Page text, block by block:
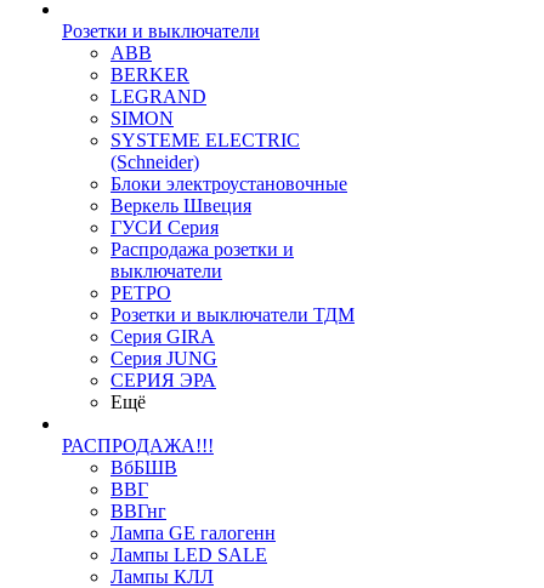
Розетки и выключатели
ABB
BERKER
LEGRAND
SIMON
SYSTEME ELECTRIC
(Schneider)
Блоки электроустановочные
Веркель Швеция
ГУСИ Серия
Распродажа розетки и
выключатели
РЕТРО
Розетки и выключатели ТДМ
Серия GIRA
Серия JUNG
СЕРИЯ ЭРА
Ещё
РАСПРОДАЖА!!!
ВбБШВ
ВВГ
ВВГнг
Лампа GE галогенн
Лампы LED SALE
Лампы КЛЛ